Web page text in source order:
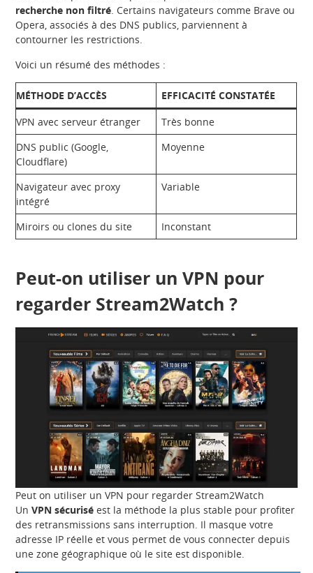
recherche non filtré. Certains navigateurs comme Brave ou
Opera, associés à des DNS publics, parviennent à
contourner les restrictions.
Voici un résumé des méthodes :
MÉTHODE D’ACCÈS
EFFICACITÉ CONSTATÉE
VPN avec serveur étranger
Très bonne
DNS public (Google,
Cloudflare)
Moyenne
Navigateur avec proxy
intégré
Variable
Miroirs ou clones du site Inconstant
Peut-on utiliser un VPN pour
regarder Stream2Watch ?
Peut on utiliser un VPN pour regarder Stream2Watch
UnVPN sécurisé est la méthode la plus stable pour profiter
des retransmissions sans interruption. Il masque votre
adresse IP réelle et vous permet de vous connecter depuis
une zone géographique où le site est disponible.